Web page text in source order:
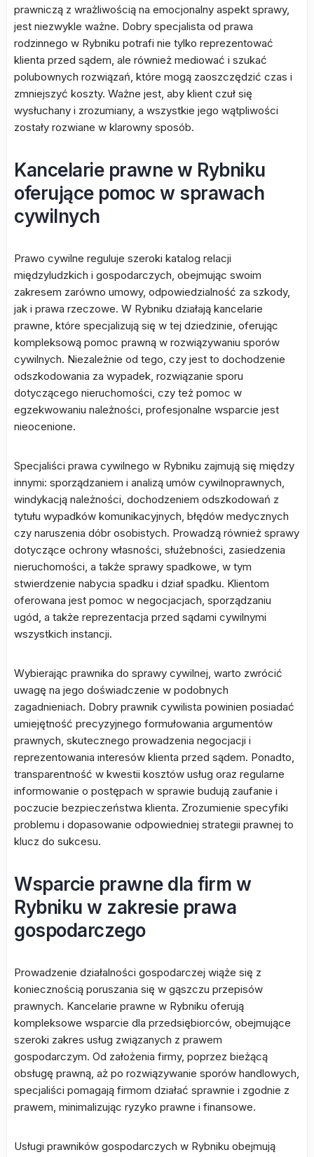
prawniczą z wrażliwością na emocjonalny aspekt sprawy,
jest niezwykle ważne. Dobry specjalista od prawa
rodzinnego w Rybniku potrafi nie tylko reprezentować
klienta przed sądem, ale również mediować i szukać
polubownych rozwiązań, które mogą zaoszczędzić czas i
zmniejszyć koszty. Ważne jest, aby klient czuł się
wysłuchany i zrozumiany, a wszystkie jego wątpliwości
zostały rozwiane w klarowny sposób.
Kancelarie prawne w Rybniku
oferujące pomoc w sprawach
cywilnych
Prawo cywilne reguluje szeroki katalog relacji
międzyludzkich i gospodarczych, obejmując swoim
zakresem zarówno umowy, odpowiedzialność za szkody,
jak i prawa rzeczowe. W Rybniku działają kancelarie
prawne, które specjalizują się w tej dziedzinie, oferując
kompleksową pomoc prawną w rozwiązywaniu sporów
cywilnych. Niezależnie od tego, czy jest to dochodzenie
odszkodowania za wypadek, rozwiązanie sporu
dotyczącego nieruchomości, czy też pomoc w
egzekwowaniu należności, profesjonalne wsparcie jest
nieocenione.
Specjaliści prawa cywilnego w Rybniku zajmują się między
innymi: sporządzaniem i analizą umów cywilnoprawnych,
windykacją należności, dochodzeniem odszkodowań z
tytułu wypadków komunikacyjnych, błędów medycznych
czy naruszenia dóbr osobistych. Prowadzą również sprawy
dotyczące ochrony własności, służebności, zasiedzenia
nieruchomości, a także sprawy spadkowe, w tym
stwierdzenie nabycia spadku i dział spadku. Klientom
oferowana jest pomoc w negocjacjach, sporządzaniu
ugód, a także reprezentacja przed sądami cywilnymi
wszystkich instancji.
Wybierając prawnika do sprawy cywilnej, warto zwrócić
uwagę na jego doświadczenie w podobnych
zagadnieniach. Dobry prawnik cywilista powinien posiadać
umiejętność precyzyjnego formułowania argumentów
prawnych, skutecznego prowadzenia negocjacji i
reprezentowania interesów klienta przed sądem. Ponadto,
transparentność w kwestii kosztów usług oraz regularne
informowanie o postępach w sprawie budują zaufanie i
poczucie bezpieczeństwa klienta. Zrozumienie specyfiki
problemu i dopasowanie odpowiedniej strategii prawnej to
klucz do sukcesu.
Wsparcie prawne dla firm w
Rybniku w zakresie prawa
gospodarczego
Prowadzenie działalności gospodarczej wiąże się z
koniecznością poruszania się w gąszczu przepisów
prawnych. Kancelarie prawne w Rybniku oferują
kompleksowe wsparcie dla przedsiębiorców, obejmujące
szeroki zakres usług związanych z prawem
gospodarczym. Od założenia firmy, poprzez bieżącą
obsługę prawną, aż po rozwiązywanie sporów handlowych,
specjaliści pomagają firmom działać sprawnie i zgodnie z
prawem, minimalizując ryzyko prawne i finansowe.
Usługi prawników gospodarczych w Rybniku obejmują